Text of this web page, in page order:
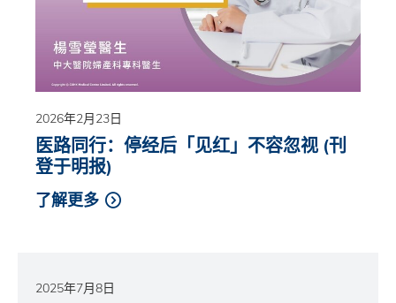
2026年2月23日
医路同行：停经后「见红」不容忽视 (刊
登于明报)
了解更多
2025年7月8日